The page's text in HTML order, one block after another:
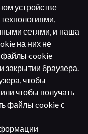
устройстве
сетями, и наша
на них не
файлы cookie
закрытии браузера.
чтобы
чтобы получать
файлы cookie с